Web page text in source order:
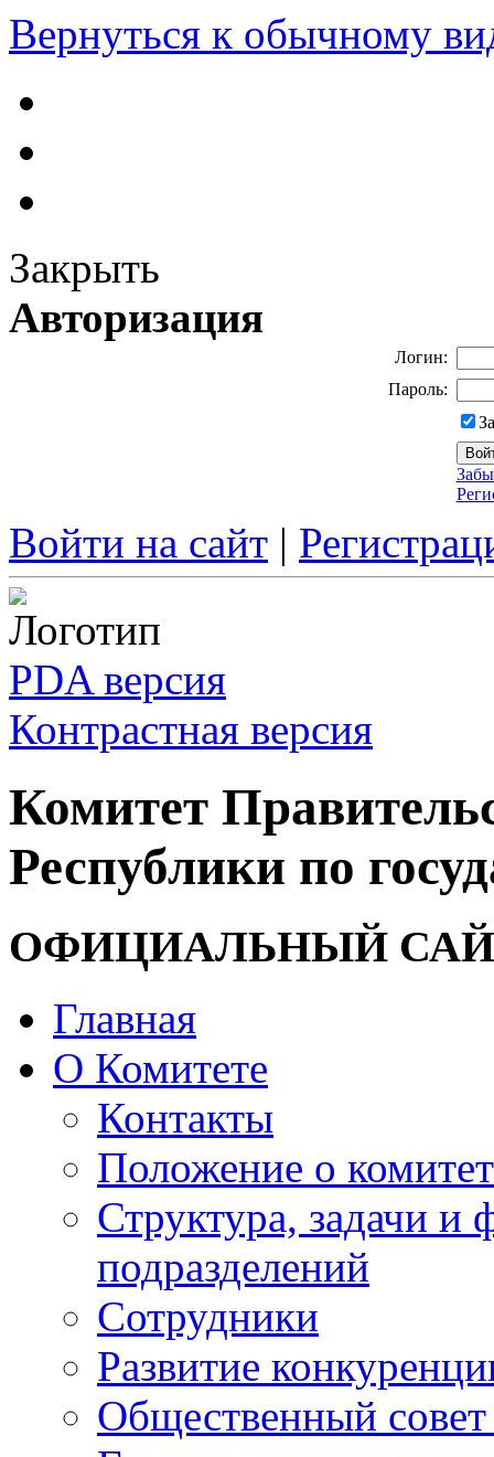
Вернуться к обычному
Закрыть
Авторизация
Логин:
Пароль:
Войти на сайт |
PDA версия
Контрастная версия
Комитет
Республики по
ОФИЦИАЛЬНЫЙ
Главная
О Комитете
Контакты
Положение о
Структура, задачи и
подразделений
Сотрудники
Развитие
Общественный совет